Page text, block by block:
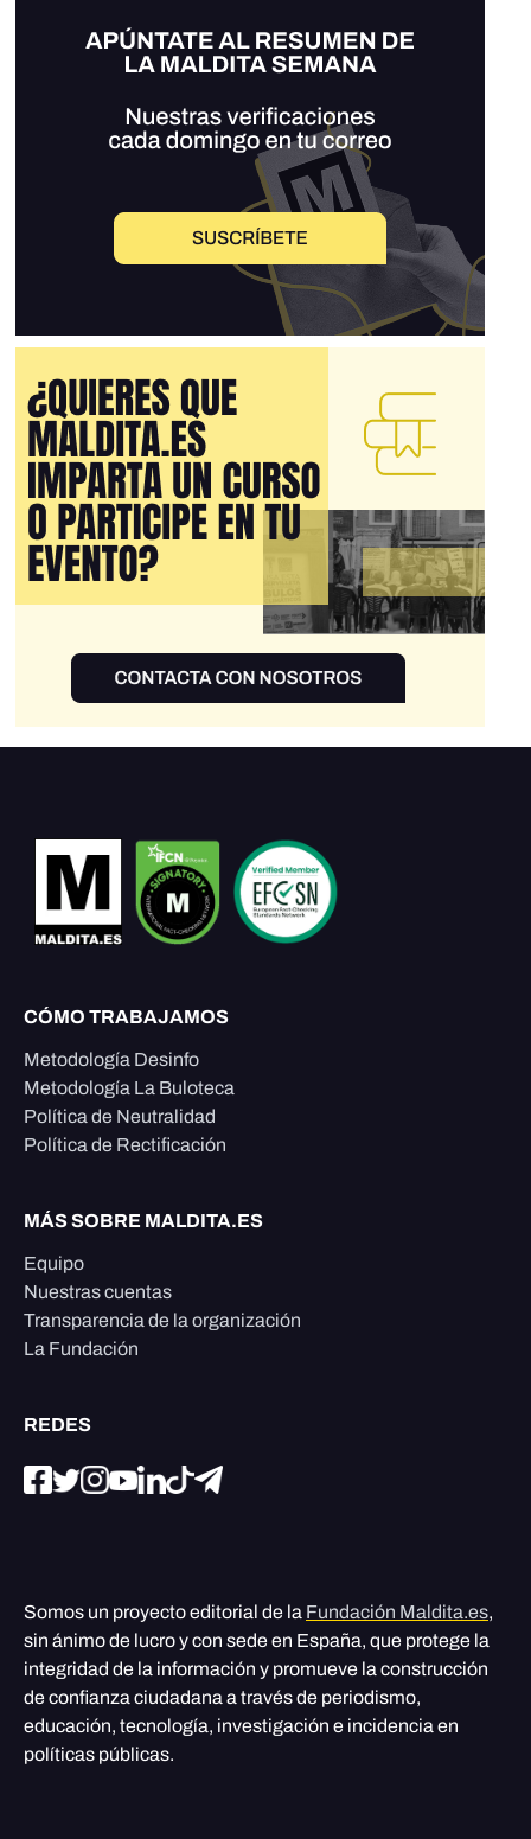
CÓMO TRABAJAMOS
Metodología Desinfo
Metodología La Buloteca
Política de Neutralidad
Política de Rectificación
MÁS SOBRE MALDITA.ES
Equipo
Nuestras cuentas
Transparencia de la organización
La Fundación
REDES
Somos un proyecto editorial de la Fundación Maldita.es,
sin ánimo de lucro y con sede en España, que protege la
integridad de la información y promueve la construcción
de confianza ciudadana a través de periodismo,
educación, tecnología, investigación e incidencia en
políticas públicas.